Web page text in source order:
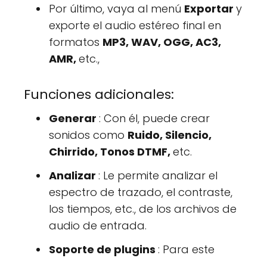
Por último, vaya al menú Exportar y
exporte el audio estéreo final en
formatos MP3, WAV, OGG, AC3,
AMR,etc.,
Funciones adicionales:
Generar : Con él, puede crear
sonidos como Ruido, Silencio,
Chirrido, Tonos DTMF,etc.
Analizar : Le permite analizar el
espectro de trazado, el contraste,
los tiempos, etc., de los archivos de
audio de entrada.
Soporte de plugins : Para este